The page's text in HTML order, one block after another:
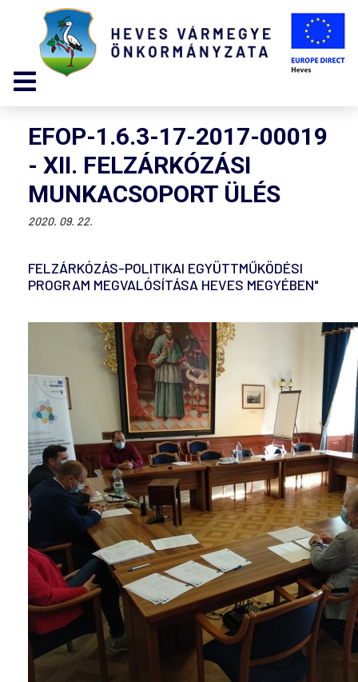
EFOP-1.6.3-17-2017-00019
- XII. FELZÁRKÓZÁSI
MUNKACSOPORT ÜLÉS
2020. 09. 22.
FELZÁRKÓZÁS-POLITIKAI EGYÜTTMŰKÖDÉSI
PROGRAM MEGVALÓSÍTÁSA HEVES MEGYÉBEN"